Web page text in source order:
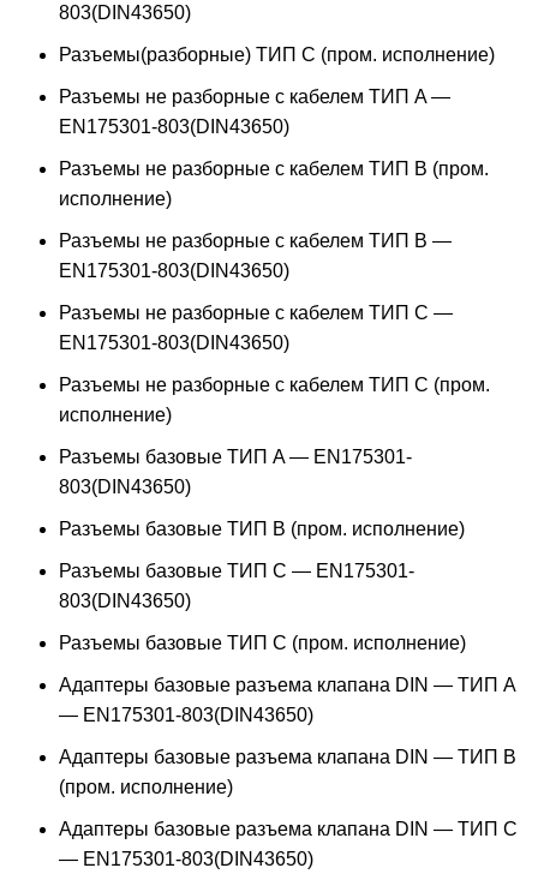
803(DIN43650)
Разъемы(разборные) ТИП С (пром. исполнение)
Разъемы не разборные с кабелем ТИП A —
EN175301-803(DIN43650)
Разъемы не разборные с кабелем ТИП B (пром.
исполнение)
Разъемы не разборные с кабелем ТИП B —
EN175301-803(DIN43650)
Разъемы не разборные с кабелем ТИП C —
EN175301-803(DIN43650)
Разъемы не разборные с кабелем ТИП C (пром.
исполнение)
Разъемы базовые ТИП A — EN175301-
803(DIN43650)
Разъемы базовые ТИП В (пром. исполнение)
Разъемы базовые ТИП C — EN175301-
803(DIN43650)
Разъемы базовые ТИП C (пром. исполнение)
Адаптеры базовые разъема клапана DIN — ТИП A
— EN175301-803(DIN43650)
Адаптеры базовые разъема клапана DIN — ТИП B
(пром. исполнение)
Адаптеры базовые разъема клапана DIN — ТИП C
— EN175301-803(DIN43650)